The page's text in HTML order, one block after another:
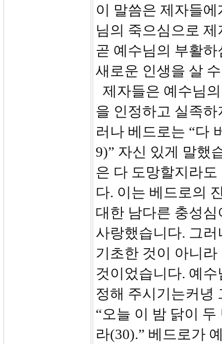
이 말씀은 제자들
님의 죽으심으로
곧 예수님의 부활
새로운 인생을 살
제자들은 예수님
을 인정하고 실족
러나 베드로는 “다
9)” 자신 있게 말했
은 다 도망할지라
다. 이는 베드로의
대한 남다른 충성
사랑했습니다. 그
기초한 것이 아니
것이었습니다. 예
정해 주시기는커녕
“오늘 이 밤 닭이
라(30).” 베드로가